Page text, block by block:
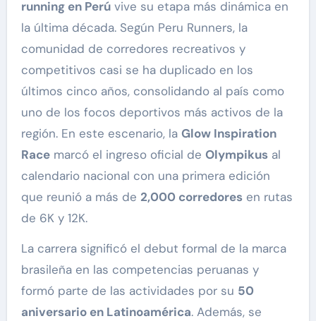
running en Perúvive su etapa más dinámica en
la última década. Según Peru Runners, la
comunidad de corredores recreativos y
competitivos casi se ha duplicado en los
últimos cinco años, consolidando al país como
uno de los focos deportivos más activos de la
región. En este escenario, la Glow Inspiration
Racemarcó el ingreso oficial de Olympikusal
calendario nacional con una primera edición
que reunió a más de 2,000 corredoresen rutas
de 6K y 12K.
La carrera significó el debut formal de la marca
brasileña en las competencias peruanas y
formó parte de las actividades por su 50
aniversario en Latinoamérica. Además, se